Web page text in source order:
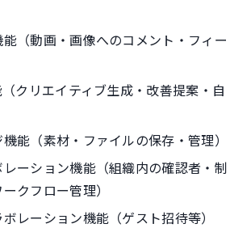
能（動画・画像へのコメント・フィー
クリエイティブ生成・改善提案・自
能（素材・ファイルの保存・管理）
ーション機能（組織内の確認者・制
クフロー管理）
レーション機能（ゲスト招待等）